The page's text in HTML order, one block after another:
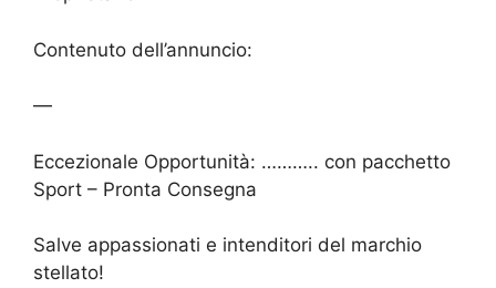
Contenuto dell’annuncio:
—
Eccezionale Opportunità: ……….. con pacchetto
Sport – Pronta Consegna
Salve appassionati e intenditori del marchio
stellato!